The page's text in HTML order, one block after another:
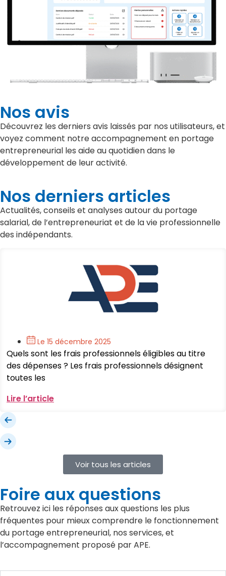
Nos avis
Découvrez les derniers avis laissés par nos utilisateurs, et
voyez comment notre accompagnement en portage
entrepreneurial les aide au quotidien dans le
développement de leur activité.
Nos derniers articles
Actualités, conseils et analyses autour du portage
salarial, de l’entrepreneuriat et de la vie professionnelle
des indépendants.
Le 15 décembre 2025
Quels sont les frais professionnels éligibles au titre
des dépenses ? Les frais professionnels désignent
toutes les
Lire l’article
Voir tous les articles
Foire aux questions
Retrouvez ici les réponses aux questions les plus
fréquentes pour mieux comprendre le fonctionnement
du portage entrepreneurial, nos services, et
l’accompagnement proposé par APE.